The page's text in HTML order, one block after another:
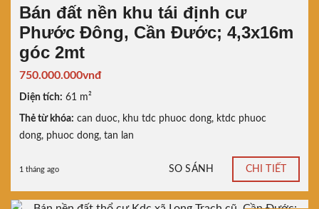
Bán đất nền khu tái định cư
Phước Đông, Cần Đước; 4,3x16m
góc 2mt
750.000.000vnđ
Diện tích: 61 m²
Thẻ từ khóa: can duoc, khu tdc phuoc dong, ktdc phuoc
dong, phuoc dong, tan lan
1 tháng ago SO SÁNH CHI TIẾT